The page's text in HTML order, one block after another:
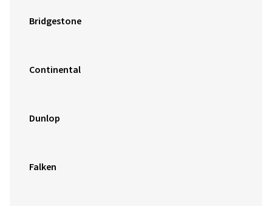
Bridgestone
Continental
Dunlop
Falken